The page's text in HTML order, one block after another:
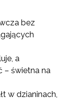
bez
a
– świetna na
w dzianinach,